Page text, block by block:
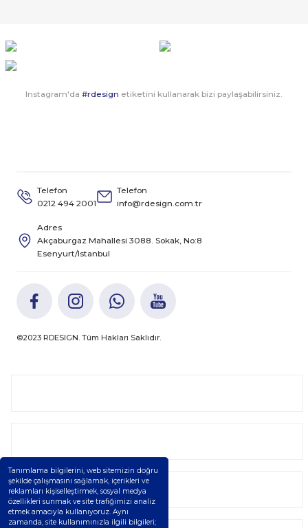
Tanımlama bilgilerini, web sitemizin doğru
şekilde çalışmasını sağlamak, içerikleri ve
reklamları kişiselleştirmek, sosyal medya
özellikleri sunmak ve site trafiğimizi analiz
etmek amacıyla kullanıyoruz. Aynı
zamanda, site kullanımınızla ilgili bilgileri;
Instagram'da #rdesign etiketini kullanarak bizi paylaşabilirsiniz.
Telefon
0212 494 2001
Telefon
info@rdesign.com.tr
Adres
Akçaburgaz Mahallesi 3088. Sokak, No:8
Esenyurt/Istanbul
©2023 RDESIGN. Tüm Hakları Saklıdır.
Alışveriş